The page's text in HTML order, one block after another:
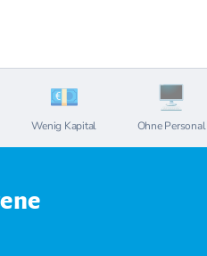
Wenig Kapital Ohne Personal